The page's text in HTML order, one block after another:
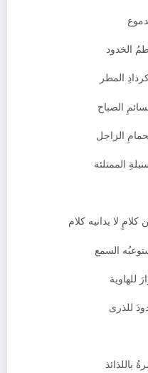
الخدود
المطر
الصباح
الزاجل
الممتلئة
كلامٍ لا يدانيه كلام
السمع
للهاوية
للذرى
باللذائذ